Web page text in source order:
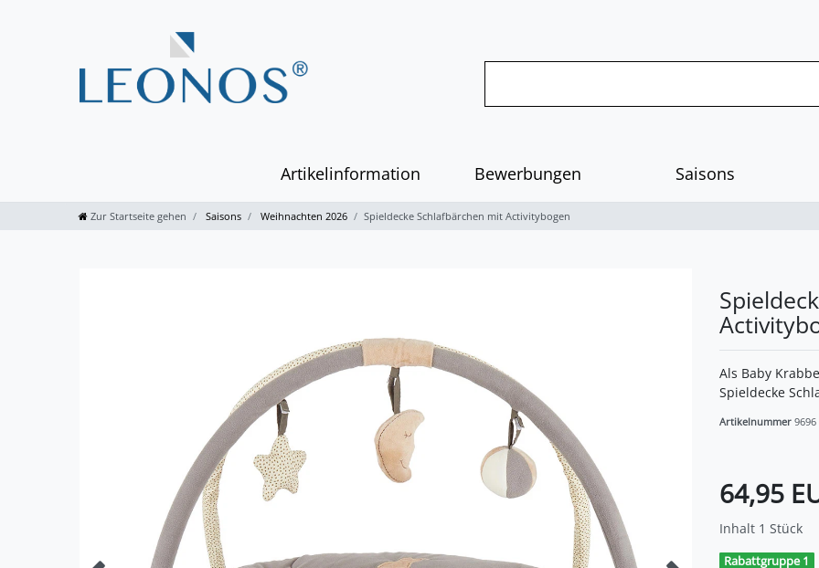
Artikelinformation Bewerbungen Saisons
Zur Startseite gehen Saisons Weihnachten 2026 Spieldecke Schlafbärchen mit Activitybogen
Als Baby
Spieldecke
Artikelnummer 9696
64,95
Inhalt 1 Stück
Rabattgruppe 1